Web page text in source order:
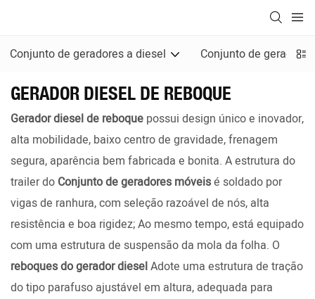
Conjunto de geradores a diesel Conjunto de
GERADOR DIESEL DE REBOQUE
Gerador diesel de reboque possui design único e inovador,
alta mobilidade, baixo centro de gravidade, frenagem
segura, aparência bem fabricada e bonita. A estrutura do
trailer do Conjunto de geradores móveisé soldado por
vigas de ranhura, com seleção razoável de nós, alta
resistência e boa rigidez; Ao mesmo tempo, está equipado
com uma estrutura de suspensão da mola da folha. O
reboques do gerador dieselAdote uma estrutura de tração
do tipo parafuso ajustável em altura, adequada para